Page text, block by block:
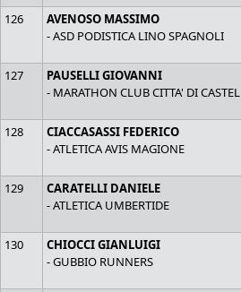
126
AVENOSO MASSIMO
- ASD PODISTICA LINO SPAGNOLI
127
PAUSELLI GIOVANNI
- MARATHON CLUB CITTA' DI CASTEL
128
CIACCASASSI FEDERICO
- ATLETICA AVIS MAGIONE
129
CARATELLI DANIELE
- ATLETICA UMBERTIDE
130
CHIOCCI GIANLUIGI
- GUBBIO RUNNERS